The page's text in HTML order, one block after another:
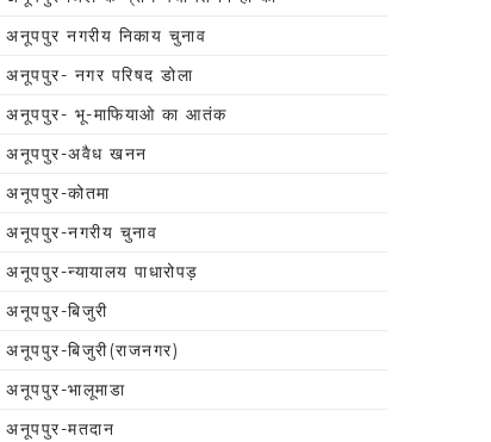
अनूपपुर नगरीय निकाय चुनाव
अनूपपुर- नगर परिषद डोला
अनूपपुर- भू-माफियाओ का आतंक
अनूपपुर-अवैध खनन
अनूपपुर-कोतमा
अनूपपुर-नगरीय चुनाव
अनूपपुर-न्यायालय पाधारोपड़
अनूपपुर-बिजुरी
अनूपपुर-बिजुरी(राजनगर)
अनूपपुर-भालूमाडा
अनूपपुर-मतदान